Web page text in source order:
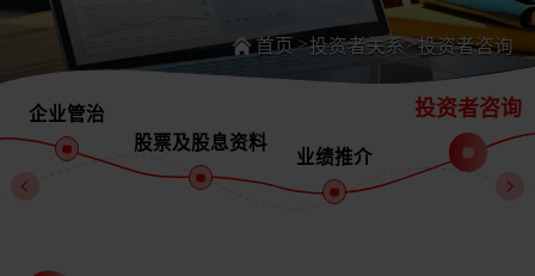
首页>投资者关系>投资者咨询
企业管治
股票及股息资料
业绩推介
投资者咨询